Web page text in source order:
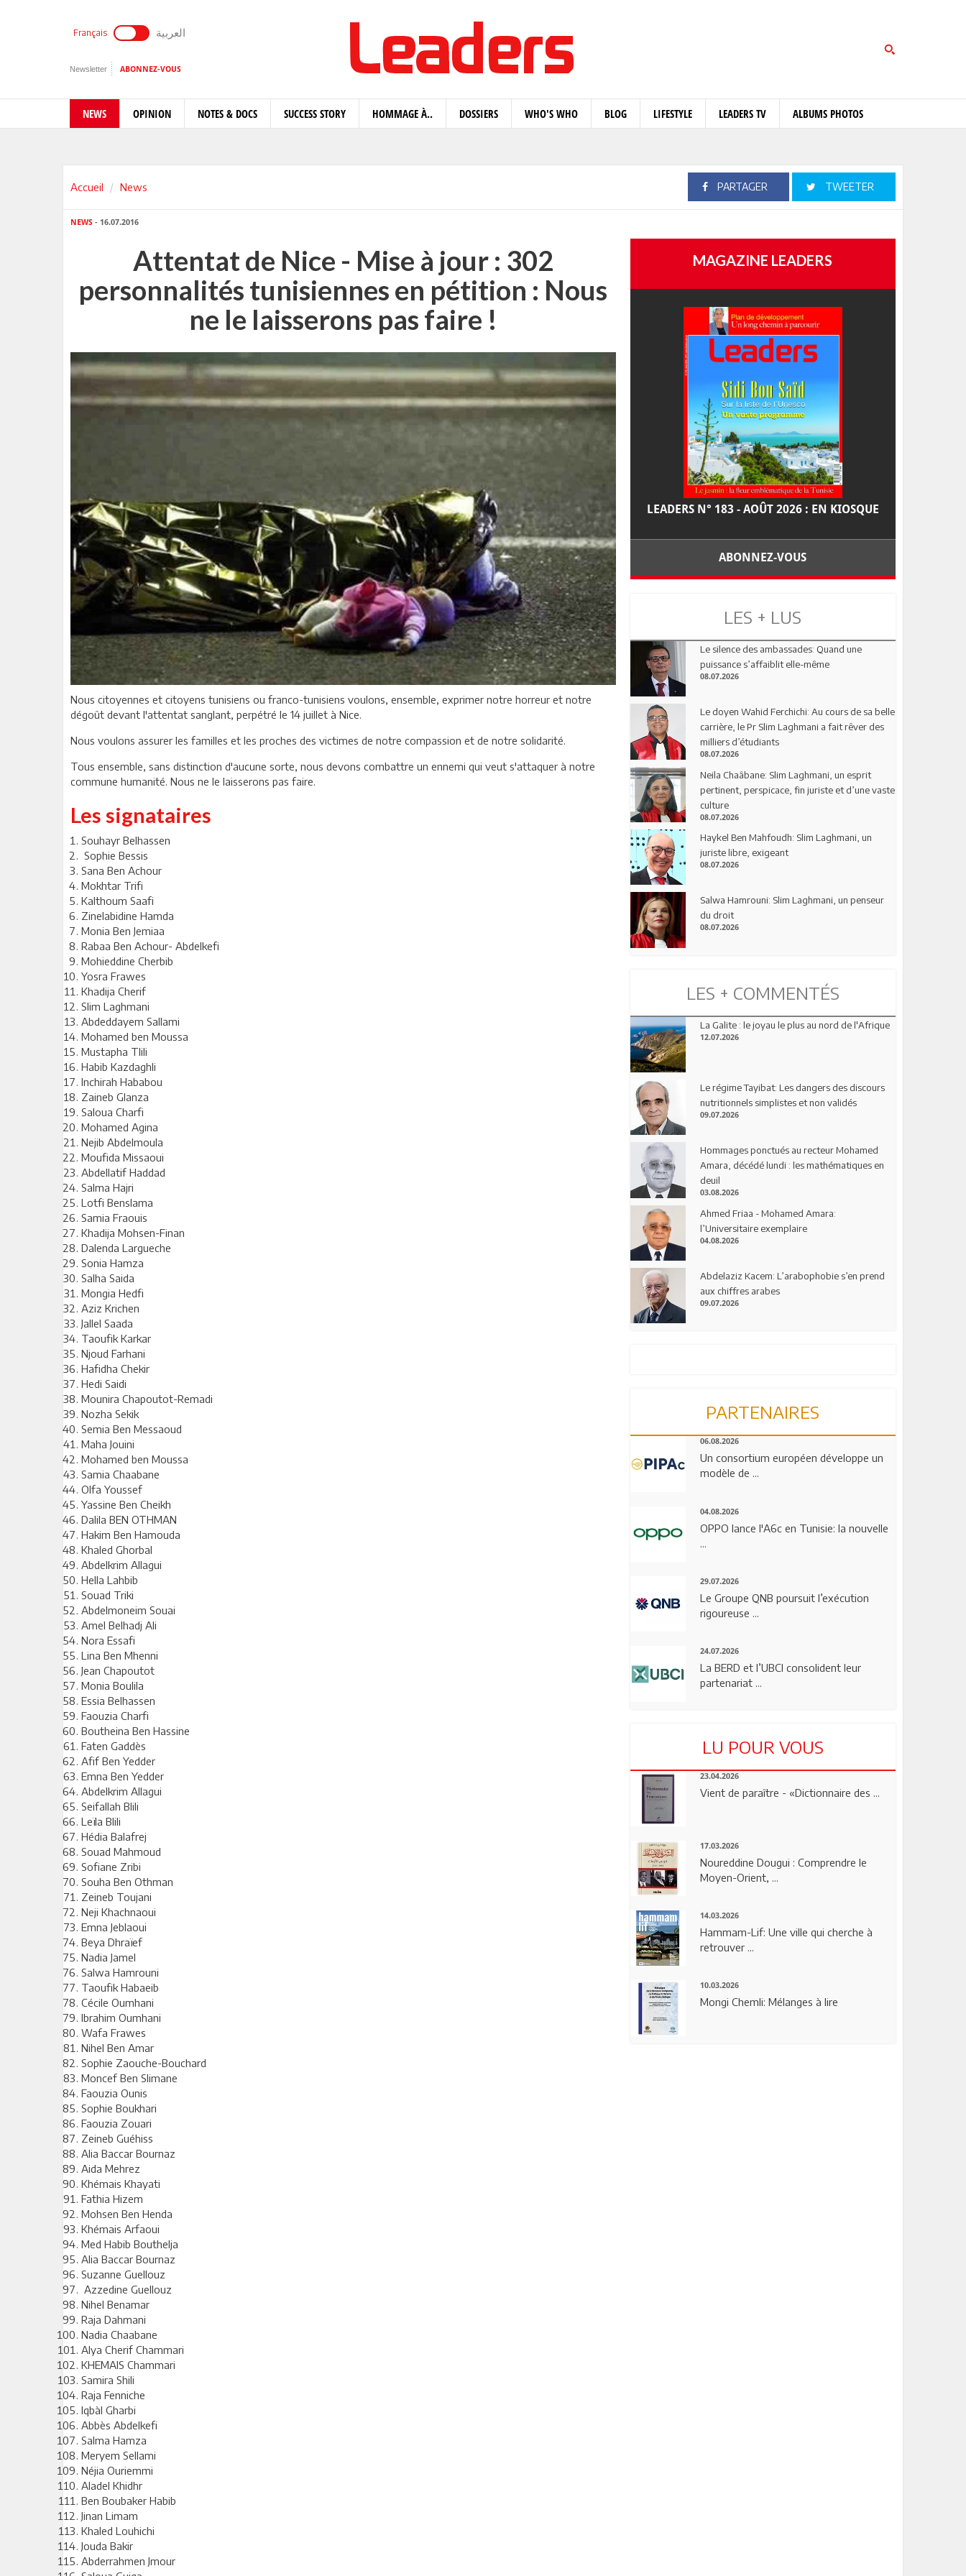
Français العربية
Newsletter ABONNEZ-VOUS
NEWS OPINION NOTES & DOCS SUCCESS STORY HOMMAGE À.. DOSSIERS WHO'S WHO BLOG LIFESTYLE LEADERS TV ALBUMS PHOTOS
Accueil News PARTAGER TWEETER
NEWS - 16.07.2016
Attentat de Nice - Mise à jour : 302
personnalités tunisiennes en pétition : Nous
ne le laisserons pas faire !
Nous citoyennes et citoyens tunisiens ou franco-tunisiens voulons, ensemble, exprimer notre horreur et notre
dégoût devant l'attentat sanglant, perpétré le 14 juillet à Nice.
Nous voulons assurer les familles et les proches des victimes de notre compassion et de notre solidarité.
Tous ensemble, sans distinction d'aucune sorte, nous devons combattre un ennemi qui veut s'attaquer à notre
commune humanité. Nous ne le laisserons pas faire.
Les signataires
Souhayr Belhassen
Sophie Bessis
Sana Ben Achour
Mokhtar Trifi
Kalthoum Saafi
Zinelabidine Hamda
Monia Ben Jemiaa
Rabaa Ben Achour- Abdelkefi
Mohieddine Cherbib
Yosra Frawes
Khadija Cherif
Slim Laghmani
Abdeddayem Sallami
Mohamed ben Moussa
Mustapha Tlili
Habib Kazdaghli
Inchirah Hababou
Zaineb Glanza
Saloua Charfi
Mohamed Agina
Nejib Abdelmoula
Moufida Missaoui
Abdellatif Haddad
Salma Hajri
Lotfi Benslama
Samia Fraouis
Khadija Mohsen-Finan
Dalenda Largueche
Sonia Hamza
Salha Saida
Mongia Hedfi
Aziz Krichen
Jallel Saada
Taoufik Karkar
Njoud Farhani
Hafidha Chekir
Hedi Saidi
Mounira Chapoutot-Remadi
Nozha Sekik
Semia Ben Messaoud
Maha Jouini
Mohamed ben Moussa
Samia Chaabane
Olfa Youssef
Yassine Ben Cheikh
Dalila BEN OTHMAN
Hakim Ben Hamouda
Khaled Ghorbal
Abdelkrim Allagui
Hella Lahbib
Souad Triki
Abdelmoneim Souai
Amel Belhadj Ali
Nora Essafi
Lina Ben Mhenni
Jean Chapoutot
Monia Boulila
Essia Belhassen
Faouzia Charfi
Boutheina Ben Hassine
Faten Gaddès
Afif Ben Yedder
Emna Ben Yedder
Abdelkrim Allagui
Seifallah Blili
Leïla Blili
Hédia Balafrej
Souad Mahmoud
Sofiane Zribi
Souha Ben Othman
Zeineb Toujani
Neji Khachnaoui
Emna Jeblaoui
Beya Dhraïef
Nadia Jamel
Salwa Hamrouni
Taoufik Habaeib
Cécile Oumhani
Ibrahim Oumhani
Wafa Frawes
Nihel Ben Amar
Sophie Zaouche-Bouchard
Moncef Ben Slimane
Faouzia Ounis
Sophie Boukhari
Faouzia Zouari
Zeineb Guéhiss
Alia Baccar Bournaz
Aida Mehrez
Khémais Khayati
Fathia Hizem
Mohsen Ben Henda
Khémais Arfaoui
Med Habib Bouthelja
Alia Baccar Bournaz
Suzanne Guellouz
Azzedine Guellouz
Nihel Benamar
Raja Dahmani
Nadia Chaabane
Alya Cherif Chammari
KHEMAIS Chammari
Samira Shili
Raja Fenniche
Iqbàl Gharbi
Abbès Abdelkefi
Salma Hamza
Meryem Sellami
Néjia Ouriemmi
Aladel Khidhr
Ben Boubaker Habib
Jinan Limam
Khaled Louhichi
Jouda Bakir
Abderrahmen Jmour
MAGAZINE LEADERS
LEADERS N° 183 - AOÛT 2026 : EN KIOSQUE
ABONNEZ-VOUS
LES + LUS
Le silence des ambassades: Quand une
puissance s’affaiblit elle-même
08.07.2026
Le doyen Wahid Ferchichi: Au cours de sa belle
carrière, le Pr Slim Laghmani a fait rêver des
milliers d’étudiants
08.07.2026
Neila Chaâbane: Slim Laghmani, un esprit
pertinent, perspicace, fin juriste et d’une vaste
culture
08.07.2026
Haykel Ben Mahfoudh: Slim Laghmani, un
juriste libre, exigeant
08.07.2026
Salwa Hamrouni: Slim Laghmani, un penseur
du droit
08.07.2026
LES + COMMENTÉS
La Galite : le joyau le plus au nord de l'Afrique
12.07.2026
Le régime Tayibat: Les dangers des discours
nutritionnels simplistes et non validés
09.07.2026
Hommages ponctués au recteur Mohamed
Amara, décédé lundi : les mathématiques en
deuil
03.08.2026
Ahmed Friaa - Mohamed Amara:
l’Universitaire exemplaire
04.08.2026
Abdelaziz Kacem: L’arabophobie s’en prend
aux chiffres arabes
09.07.2026
PARTENAIRES
06.08.2026
Un consortium européen développe un
modèle de ...
04.08.2026
OPPO lance l'A6c en Tunisie: la nouvelle
29.07.2026
Le Groupe QNB poursuit l’exécution
rigoureuse ...
24.07.2026
La BERD et l’UBCI consolident leur
partenariat ...
LU POUR VOUS
23.04.2026
Vient de paraître - «Dictionnaire des ...
17.03.2026
Noureddine Dougui : Comprendre le
Moyen-Orient, ...
14.03.2026
Hammam-Lif: Une ville qui cherche à
retrouver ...
10.03.2026
Mongi Chemli: Mélanges à lire